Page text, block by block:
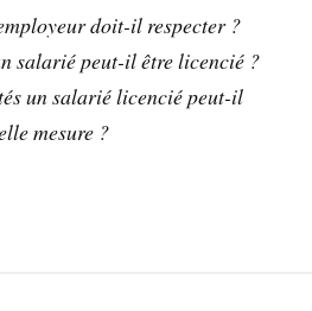
doit-il respecter ?
salarié peut-il être licencié ?
un salarié licencié peut-il
mesure ?